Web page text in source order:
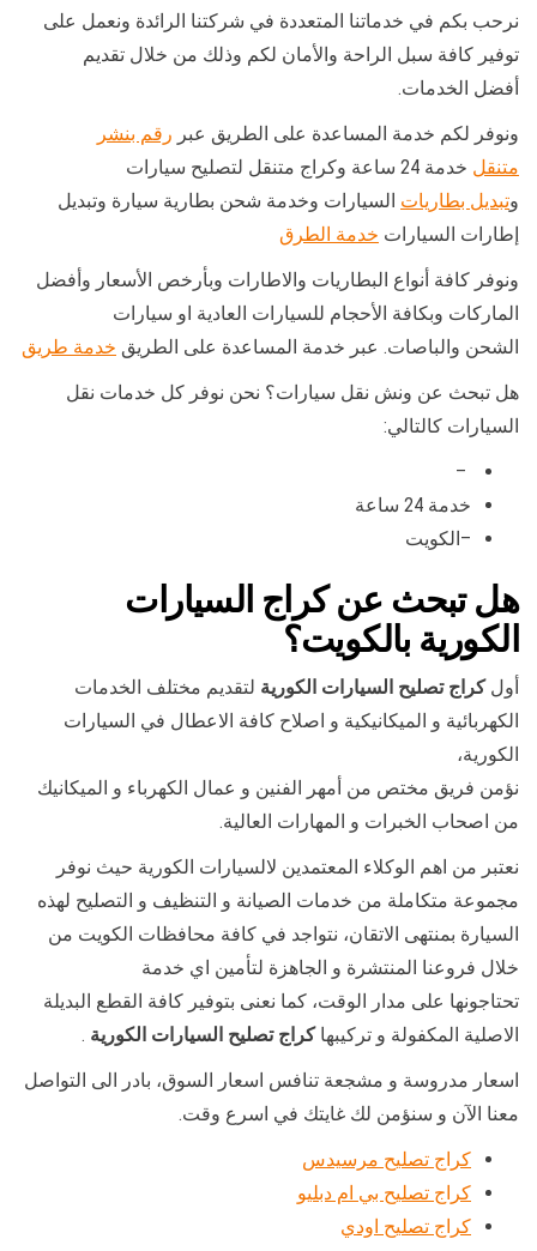
نرحب بكم في خدماتنا المتعددة في شركتنا الرائدة ونعمل على
توفير كافة سبل الراحة والأمان لكم وذلك من خلال تقديم
أفضل الخدمات.
ونوفر لكم خدمة المساعدة على الطريق عبر رقم بنشر
متنقل خدمة 24 ساعة وكراج متنقل لتصليح سيارات
وتبديل بطاريات السيارات وخدمة شحن بطارية سيارة وتبديل
إطارات السيارات خدمة الطرق
ونوفر كافة أنواع البطاريات والاطارات وبأرخص الأسعار وأفضل
الماركات وبكافة الأحجام للسيارات العادية او سيارات
الشحن والباصات. عبر خدمة المساعدة على الطريق خدمة طريق
هل تبحث عن ونش نقل سيارات؟ نحن نوفر كل خدمات نقل
السيارات كالتالي:
–
خدمة 24 ساعة
–الكويت
هل تبحث عن كراج السيارات
الكورية بالكويت؟
أولكراج تصليح السيارات الكورية لتقديم مختلف الخدمات
الكهربائية و الميكانيكية و اصلاح كافة الاعطال في السيارات
الكورية،
نؤمن فريق مختص من أمهر الفنين و عمال الكهرباء و الميكانيك
من اصحاب الخبرات و المهارات العالية.
نعتبر من اهم الوكلاء المعتمدين لالسيارات الكورية حيث نوفر
مجموعة متكاملة من خدمات الصيانة و التنظيف و التصليح لهذه
السيارة بمنتهى الاتقان، نتواجد في كافة محافظات الكويت من
خلال فروعنا المنتشرة و الجاهزة لتأمين اي خدمة
تحتاجونها على مدار الوقت، كما نعنى بتوفير كافة القطع البديلة
الاصلية المكفولة و تركيبهاكراج تصليح السيارات الكورية .
اسعار مدروسة و مشجعة تنافس اسعار السوق، بادر الى التواصل
معنا الآن و سنؤمن لك غايتك في اسرع وقت.
كراج تصليح مرسيدس
كراج تصليح بي ام دبليو
كراج تصليح اودي